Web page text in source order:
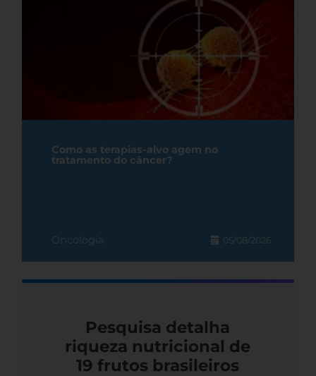
Como as terapias-alvo agem no
tratamento do câncer?
Oncologia 05/08/2026
Pesquisa detalha
riqueza nutricional de
19 frutos brasileiros